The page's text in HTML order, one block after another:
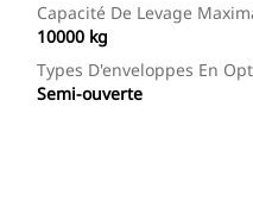
Capacité De Levage
10000 kg
Types D'enveloppes En
Semi-ouverte